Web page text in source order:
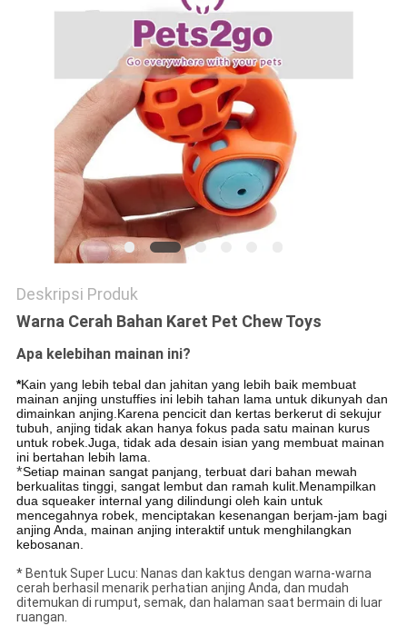
Deskripsi Produk
Warna Cerah Bahan Karet Pet Chew Toys
Apa kelebihan mainan ini?
*Kain yang lebih tebal dan jahitan yang lebih baik membuat
mainan anjing unstuffies ini lebih tahan lama untuk dikunyah dan
dimainkan anjing.Karena pencicit dan kertas berkerut di sekujur
tubuh, anjing tidak akan hanya fokus pada satu mainan kurus
untuk robek.Juga, tidak ada desain isian yang membuat mainan
ini bertahan lebih lama.
*Setiap mainan sangat panjang, terbuat dari bahan mewah
berkualitas tinggi, sangat lembut dan ramah kulit.Menampilkan
dua squeaker internal yang dilindungi oleh kain untuk
mencegahnya robek, menciptakan kesenangan berjam-jam bagi
anjing Anda, mainan anjing interaktif untuk menghilangkan
kebosanan.
* Bentuk Super Lucu: Nanas dan kaktus dengan warna-warna
cerah berhasil menarik perhatian anjing Anda, dan mudah
ditemukan di rumput, semak, dan halaman saat bermain di luar
ruangan.